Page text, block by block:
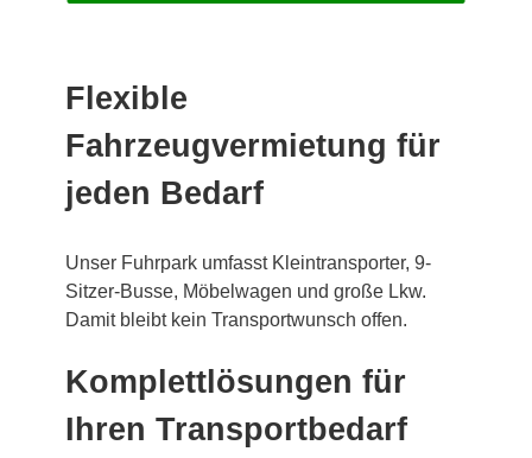
Flexible
Fahrzeugvermietung für
jeden Bedarf
Unser Fuhrpark umfasst Kleintransporter, 9-
Sitzer-Busse, Möbelwagen und große Lkw.
Damit bleibt kein Transportwunsch offen.
Komplettlösungen für
Ihren Transportbedarf